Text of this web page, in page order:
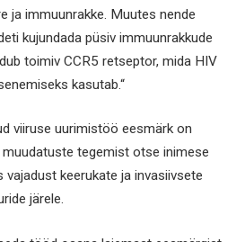
ja immuunrakke. Muutes nende
kujundada püsiv immuunrakkude
toimiv CCR5 retseptor, mida HIV
kasutab.“
viiruse uurimistöö eesmärk on
tegemist otse inimese
vajadust keerukate ja invasiivsete
järele.